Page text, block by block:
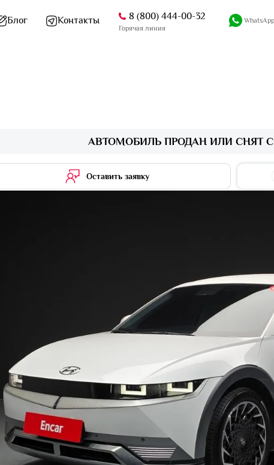
Блог Контакты 8 (800) 444-00-32
Горячая линия
WhatsApp
АВТОМОБИЛЬ ПРОДАН ИЛИ СНЯТ
Оставить заявку